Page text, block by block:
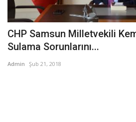
CHP Samsun Milletvekili
Sulama Sorunlarını...
Admin Şub 21, 2018